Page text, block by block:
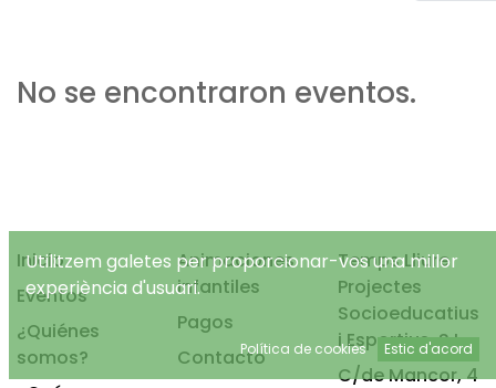
No se encontraron eventos.
Inicio
Eventos
¿Quiénes
somos?
Animaciones
infantiles
Pagos
Contacto
Temps Lliure
Projectes
Socioeducatius
i Esportius, S.L.
C/de Mancor, 4
Utilitzem galetes per proporcionar-vos una millor
experiència d'usuari.
Política de cookies Estic d'acord